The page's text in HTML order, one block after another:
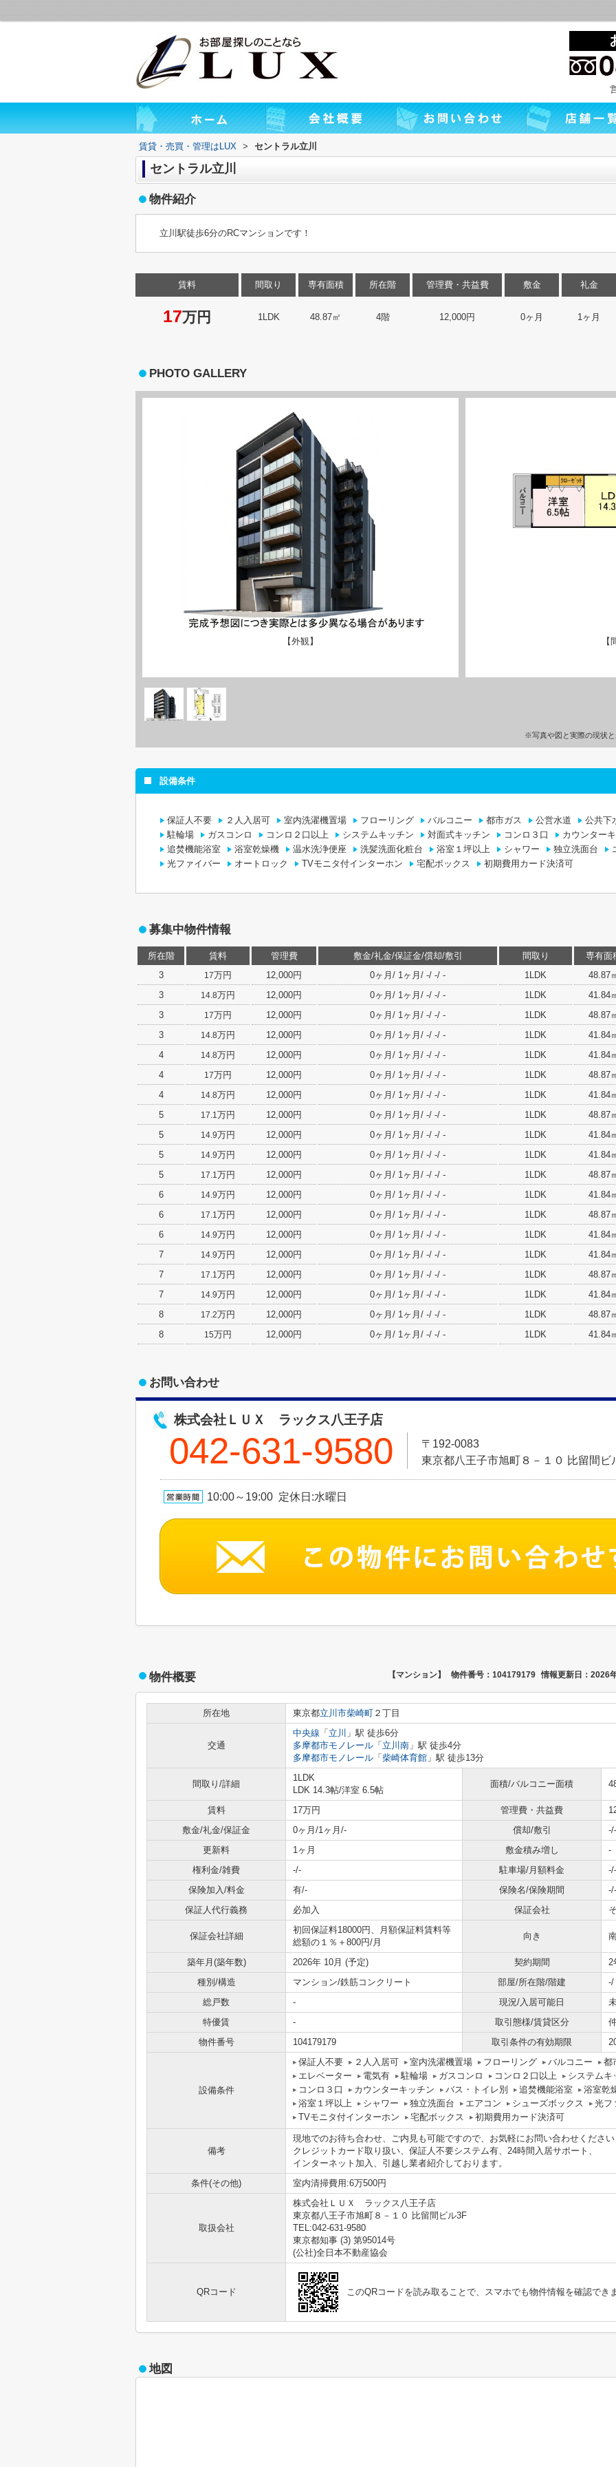
賃貸・売買・管理はLUX > セントラル立川
セントラル立川
物件紹介
立川駅徒歩6分のRCマンションです！
賃料
17万円
間取り
1LDK
専有面積
48.87㎡
所在階
4階
管理費・共益費
12,000円
敷金
0ヶ月
礼金
1ヶ月
PHOTO GALLERY
【外観】 【
※写真や図と実際の現状
設備条件
保証人不要 ２人入居可 室内洗濯機置場 フローリング バルコニー 都市ガス 公営水道
公共下
駐輪場
ガスコンロ コンロ２口以上 システムキッチン 対面式キッチン コンロ３口
カウンター
追焚機能浴室
浴室乾燥機 温水洗浄便座 洗髪洗面化粧台 浴室１坪以上 シャワー 独立洗面台
光ファイバー
オートロック TVモニタ付インターホン 宅配ボックス 初期費用カード決済可
募集中物件情報
所在階 賃料 管理費 敷金/礼金/保証金/償却/敷引 間取り
専有面
3
17万円 12,000円 0ヶ月/ 1ヶ月/ -/ -/ - 1LDK
48.87
3
14.8万円 12,000円 0ヶ月/ 1ヶ月/ -/ -/ - 1LDK
41.84
3
17万円 12,000円 0ヶ月/ 1ヶ月/ -/ -/ - 1LDK
48.87
3
14.8万円 12,000円 0ヶ月/ 1ヶ月/ -/ -/ - 1LDK
41.84
4
14.8万円 12,000円 0ヶ月/ 1ヶ月/ -/ -/ - 1LDK
41.84
4
17万円 12,000円 0ヶ月/ 1ヶ月/ -/ -/ - 1LDK
48.87
4
14.8万円 12,000円 0ヶ月/ 1ヶ月/ -/ -/ - 1LDK
41.84
5
17.1万円 12,000円 0ヶ月/ 1ヶ月/ -/ -/ - 1LDK
48.87
5
14.9万円 12,000円 0ヶ月/ 1ヶ月/ -/ -/ - 1LDK
41.84
5
14.9万円 12,000円 0ヶ月/ 1ヶ月/ -/ -/ - 1LDK
41.84
5
17.1万円 12,000円 0ヶ月/ 1ヶ月/ -/ -/ - 1LDK
48.87
6
14.9万円 12,000円 0ヶ月/ 1ヶ月/ -/ -/ - 1LDK
41.84
6
17.1万円 12,000円 0ヶ月/ 1ヶ月/ -/ -/ - 1LDK
48.87
6
14.9万円 12,000円 0ヶ月/ 1ヶ月/ -/ -/ - 1LDK
41.84
7
14.9万円 12,000円 0ヶ月/ 1ヶ月/ -/ -/ - 1LDK
41.84
7
17.1万円 12,000円 0ヶ月/ 1ヶ月/ -/ -/ - 1LDK
48.87
7
14.9万円 12,000円 0ヶ月/ 1ヶ月/ -/ -/ - 1LDK
41.84
8
17.2万円 12,000円 0ヶ月/ 1ヶ月/ -/ -/ - 1LDK
48.87
8
15万円 12,000円 0ヶ月/ 1ヶ月/ -/ -/ - 1LDK 41.84
お問い合わせ
株式会社ＬＵＸ ラックス八王子店
042-631-9580
〒192-0083
東京都八王子市旭町８－１０ 比留間ビ
10:00～19:00 定休日:水曜日
物件概要 【マンション】 物件番号：104179179 情報更新日：2026
所在地 東京都立川市柴崎町 ２丁目
交通
中央線 「 立川 」駅 徒歩6分
多摩都市モノレール 「 立川南 」駅 徒歩4分
多摩都市モノレール 「 柴崎体育館 」駅 徒歩13分
間取り/詳細
1LDK
LDK 14.3帖/洋室 6.5帖
面積/バルコニー面積
賃料 17万円 管理費・共益費
敷金/礼金/保証金
0ヶ月/1ヶ月/- 償却/敷引
-/-
更新料
1ヶ月 敷金積み増し
-
権利金/雑費
-/- 駐車場/月額料金
-/-
保険加入/料金
有/- 保険名/保険期間
-/-
保証人代行義務
必加入 保証会社
保証会社詳細
初回保証料18000円、月額保証料賃料等
総額の１％＋800円/月
向き
築年月(築年数) 2026年 10月 (予定) 契約期間
2
種別/構造
マンション/鉄筋コンクリート 部屋/所在階/階建
-/
総戸数
- 現況/入居可能日
特優賃
- 取引態様/賃貸区分
物件番号
104179179 取引条件の有効期限
設備条件
保証人不要 ２人入居可 室内洗濯機置場 フローリング バルコニー
都
エレベーター
電気有 駐輪場 ガスコンロ コンロ２口以上
システムキ
コンロ３口
カウンターキッチン バス・トイレ別 追焚機能浴室
浴室乾
浴室１坪以上
シャワー 独立洗面台 エアコン シューズボックス
光フ
TVモニタ付インターホン
宅配ボックス 初期費用カード決済可
備考
現地でのお待ち合わせ、ご内見も可能ですので、お気軽にお問い合わせくださ
クレジットカード取り扱い、保証人不要システム有、24時間入居サポート、
インターネット加入、引越し業者紹介しております。
条件(その他)
室内清掃費用:6万500円
取扱会社
株式会社ＬＵＸ ラックス八王子店
東京都八王子市旭町８－１０ 比留間ビル3F
TEL:042-631-9580
東京都知事 (3) 第95014号
(公社)全日本不動産協会
QRコード このQRコードを読み取ることで、スマホでも物件情報を確認でき
地図